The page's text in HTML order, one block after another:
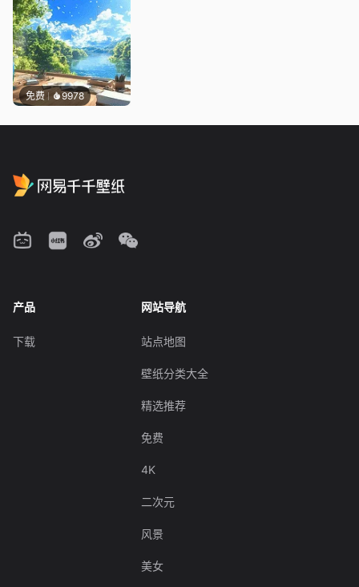
免费 9978
产品
下载
网站导航
站点地图
壁纸分类大全
精选推荐
免费
4K
二次元
风景
美女